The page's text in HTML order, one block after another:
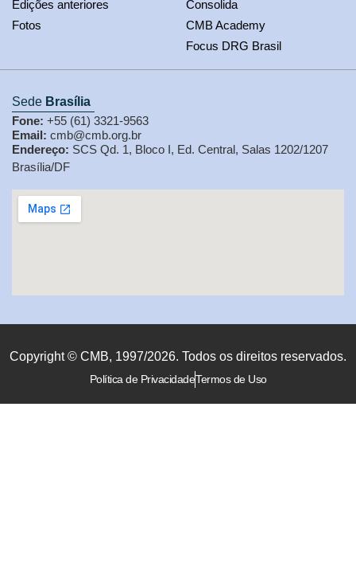
Edições anteriores
Fotos
Consolida
CMB Academy
Focus DRG Brasil
Sede Brasília
Fone: +55 (61) 3321-9563
Email: cmb@cmb.org.br
Endereço: SCS Qd. 1, Bloco I, Ed. Central, Salas 1202/1207
Brasília/DF
Copyright © CMB, 1997/2026. Todos os direitos reservados.
Política de PrivacidadeTermos de Uso